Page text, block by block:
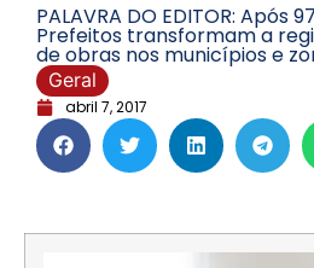
PALAVRA DO EDITOR: Após
Prefeitos transformam a
de obras nos municípios e
Geral
abril 7, 2017